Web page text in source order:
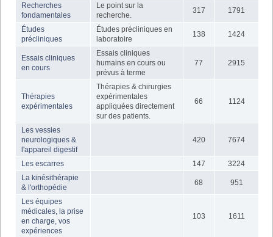
Recherches
fondamentales
Le point sur la
recherche.
317 1791
Études
précliniques
Études précliniques en
laboratoire
138 1424
Essais cliniques
en cours
Essais cliniques
humains en cours ou
prévus à terme
77 2915
Thérapies
expérimentales
Thérapies & chirurgies
expérimentales
appliquées directement
sur des patients.
66 1124
Les vessies
neurologiques &
l'appareil digestif
420 7674
Les escarres 147
3224
La kinésithérapie
& l'orthopédie
68 951
Les équipes
médicales, la prise
en charge, vos
expériences
103 1611